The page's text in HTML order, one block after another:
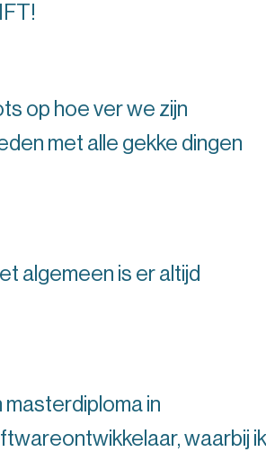
op hoe ver we zijn
met alle gekke dingen
algemeen is er altijd
in
waarbij ik